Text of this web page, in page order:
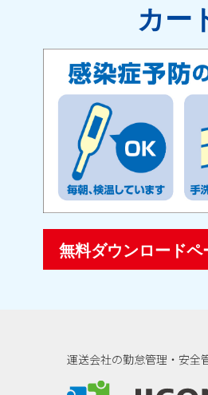
カー
無料ダウンロードペ
運送会社の勤怠管理・安全